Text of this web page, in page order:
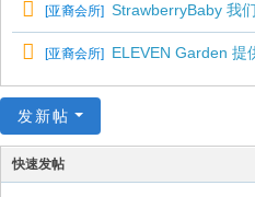
[亚裔会所] StrawberryBaby 我
[亚裔会所] ELEVEN Garden 提
发新帖
快速发帖